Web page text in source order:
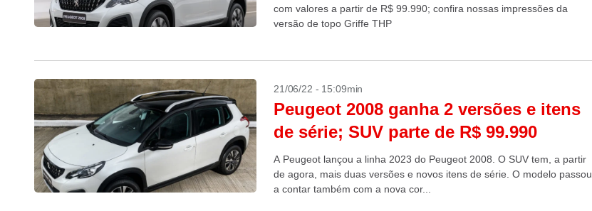
com valores a partir de R$ 99.990; confira nossas impressões da
versão de topo Griffe THP
21/06/22 - 15:09min
Peugeot 2008 ganha 2 versões e itens
de série; SUV parte de R$ 99.990
A Peugeot lançou a linha 2023 do Peugeot 2008. O SUV tem, a partir
de agora, mais duas versões e novos itens de série. O modelo passou
a contar também com a nova cor...